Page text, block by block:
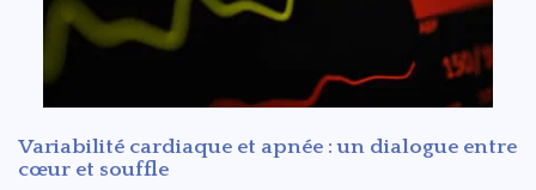
Variabilité cardiaque et apnée : un dialogue entre
cœur et souffle